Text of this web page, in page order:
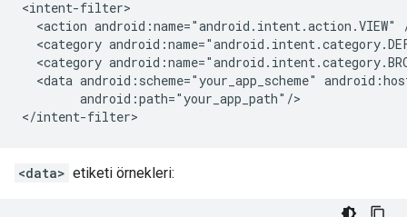
<intent-filter>
<action android:name="android.intent.action.VIEW"
<category
<category
<data android:scheme="your_app_scheme"
        android:path="your_app_path"/>
<data> etiketi örnekleri: